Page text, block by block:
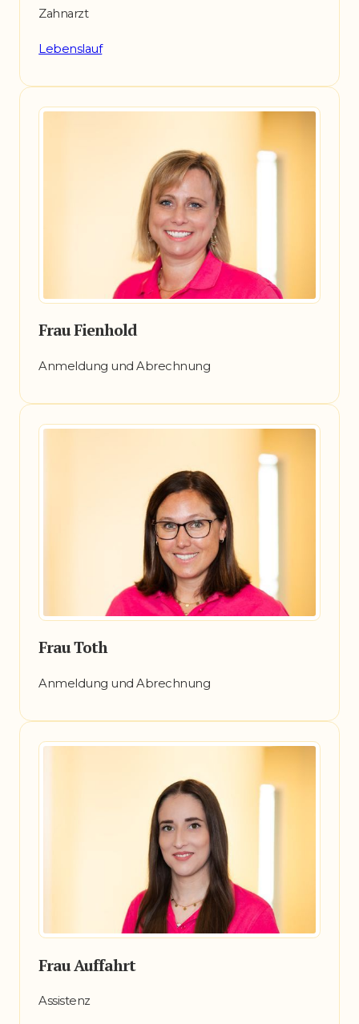
Zahnarzt
Lebenslauf
Frau Fienhold
Anmeldung und Abrechnung
Frau Toth
Anmeldung und Abrechnung
Frau Auffahrt
Assistenz